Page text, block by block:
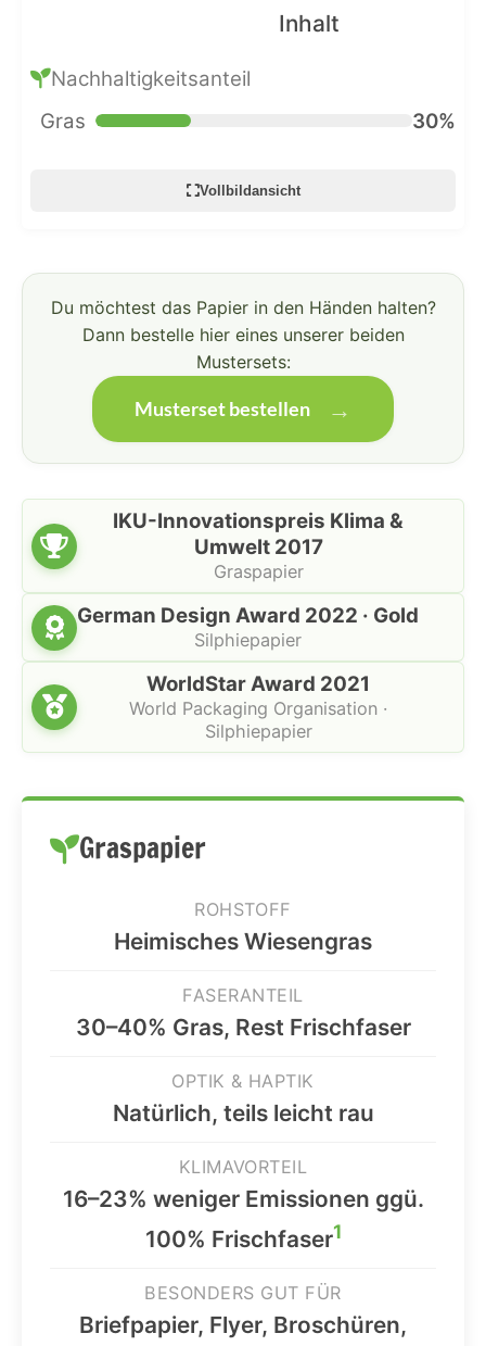
Inhalt
Nachhaltigkeitsanteil
Gras
30%
Vollbildansicht
Du möchtest das Papier in den Händen halten?
Dann bestelle hier eines unserer beiden
Mustersets:
Musterset bestellen
IKU-Innovationspreis Klima &
Umwelt 2017
Graspapier
German Design Award 2022 · Gold
Silphiepapier
WorldStar Award 2021
World Packaging Organisation ·
Silphiepapier
Graspapier
ROHSTOFF
Heimisches Wiesengras
FASERANTEIL
30–40% Gras, Rest Frischfaser
OPTIK & HAPTIK
Natürlich, teils leicht rau
KLIMAVORTEIL
16–23% weniger Emissionen ggü.
100% Frischfaser1
BESONDERS GUT FÜR
Briefpapier, Flyer, Broschüren,